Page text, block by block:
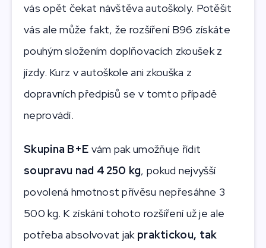
vás opět čekat návštěva autoškoly. Potěšit
vás ale může fakt, že rozšíření B96 získáte
pouhým složením doplňovacích zkoušek z
jízdy. Kurz v autoškole ani zkouška z
dopravních předpisů se v tomto případě
neprovádí.
Skupina B+E vám pak umožňuje řídit
soupravu nad 4 250 kg, pokud nejvyšší
povolená hmotnost přívěsu nepřesáhne 3
500 kg. K získání tohoto rozšíření už je ale
potřeba absolvovat jak praktickou, tak